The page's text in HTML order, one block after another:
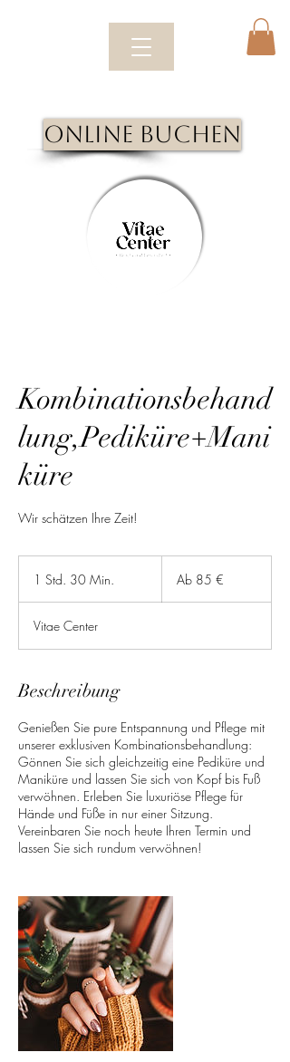
Online Buchen
Kombinationsbehand
lung,Pediküre+Mani
küre
Wir schätzen Ihre Zeit!
1 Std. 30 Min.
3
i
.
EuroAb 85 €
Vitae Center
Beschreibung
Genießen Sie pure Entspannung und Pflege mit
unserer exklusiven Kombinationsbehandlung:
Gönnen Sie sich gleichzeitig eine Pediküre und
Maniküre und lassen Sie sich von Kopf bis Fuß
verwöhnen. Erleben Sie luxuriöse Pflege für
Hände und Füße in nur einer Sitzung.
Vereinbaren Sie noch heute Ihren Termin und
lassen Sie sich rundum verwöhnen!